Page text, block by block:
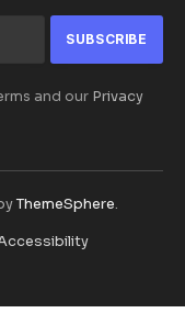
and our Privacy
ThemeSphere.